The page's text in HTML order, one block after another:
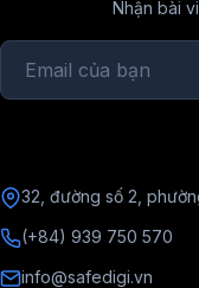
Nhận bài
32, đường số 2,
(+84) 939 750 570
info@safedigi.vn